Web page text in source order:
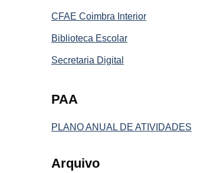
CFAE Coimbra Interior
Biblioteca Escolar
Secretaria Digital
PAA
PLANO ANUAL DE ATIVIDADES
Arquivo